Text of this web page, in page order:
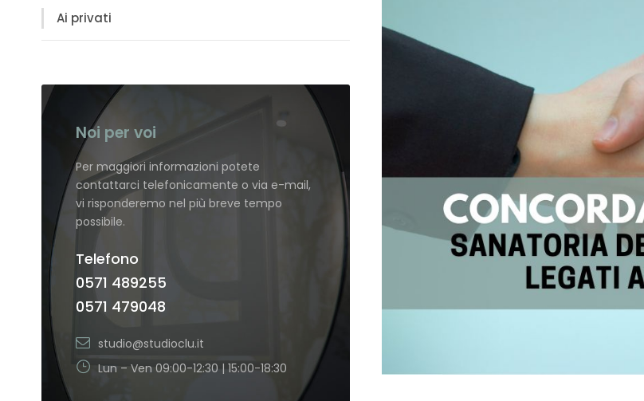
Ai privati
Noi per voi
Per maggiori informazioni potete
contattarci telefonicamente o via e-mail,
vi risponderemo nel più breve tempo
possibile.
Telefono
0571 489255
0571 479048
studio@studioclu.it
Lun – Ven 09:00-12:30 | 15:00-18:30